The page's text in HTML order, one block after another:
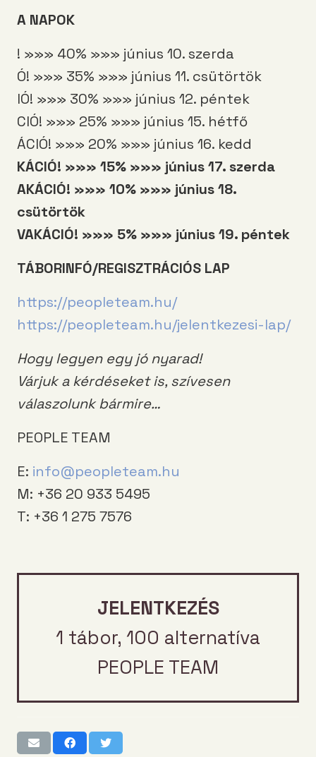
A NAPOK
! »»» 40% »»» június 10. szerda
Ó! »»» 35% »»» június 11. csütörtök
IÓ! »»» 30% »»» június 12. péntek
CIÓ! »»» 25% »»» június 15. hétfő
ÁCIÓ! »»» 20% »»» június 16. kedd
KÁCIÓ! »»» 15% »»» június 17. szerda
AKÁCIÓ! »»» 10% »»» június 18.
csütörtök
VAKÁCIÓ! »»» 5% »»» június 19. péntek
TÁBORINFÓ/REGISZTRÁCIÓS LAP
https://peopleteam.hu/
https://peopleteam.hu/jelentkezesi-lap/
Hogy legyen egy jó nyarad!
Várjuk a kérdéseket is, szívesen
válaszolunk bármire…
PEOPLE TEAM
E: info@peopleteam.hu
M: +36 20 933 5495
T: +36 1 275 7576
JELENTKEZÉS
1 tábor, 100 alternatíva
PEOPLE TEAM